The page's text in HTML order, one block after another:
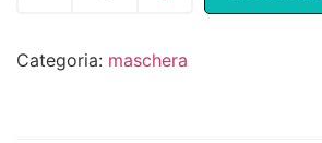
Categoria: maschera